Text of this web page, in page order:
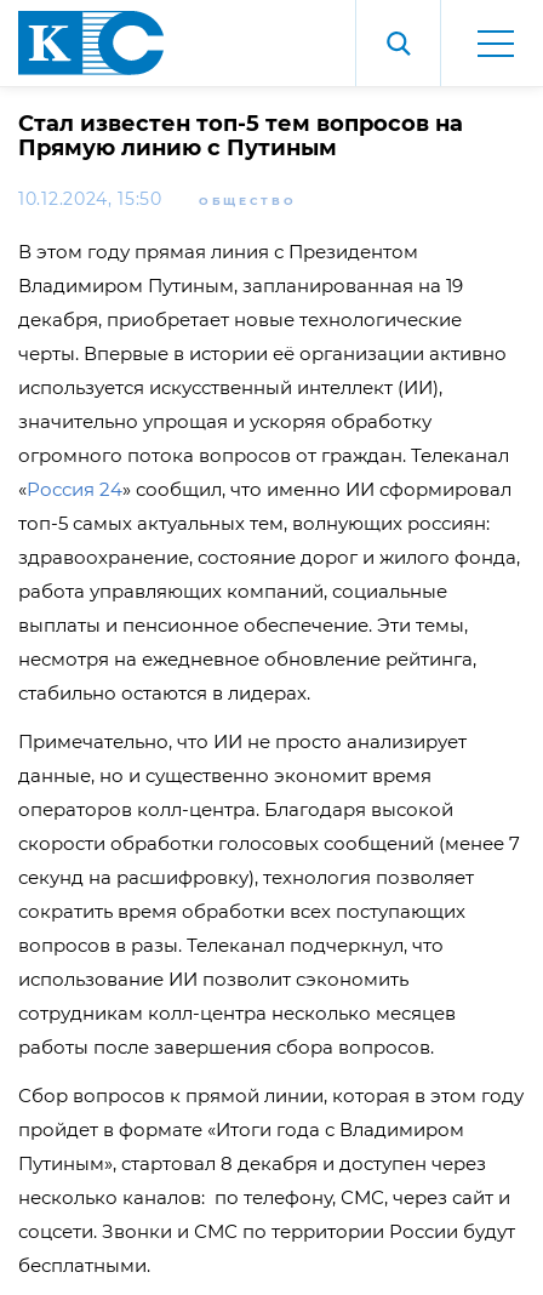
Стал известен топ-5 тем вопросов на
Прямую линию с Путиным
10.12.2024, 15:50 ОБЩЕСТВО
В этом году прямая линия с Президентом
Владимиром Путиным, запланированная на 19
декабря, приобретает новые технологические
черты. Впервые в истории её организации активно
используется искусственный интеллект (ИИ),
значительно упрощая и ускоряя обработку
огромного потока вопросов от граждан. Телеканал
«Россия 24» сообщил, что именно ИИ сформировал
топ-5 самых актуальных тем, волнующих россиян:
здравоохранение, состояние дорог и жилого фонда,
работа управляющих компаний, социальные
выплаты и пенсионное обеспечение. Эти темы,
несмотря на ежедневное обновление рейтинга,
стабильно остаются в лидерах.
Примечательно, что ИИ не просто анализирует
данные, но и существенно экономит время
операторов колл-центра. Благодаря высокой
скорости обработки голосовых сообщений (менее 7
секунд на расшифровку), технология позволяет
сократить время обработки всех поступающих
вопросов в разы. Телеканал подчеркнул, что
использование ИИ позволит сэкономить
сотрудникам колл-центра несколько месяцев
работы после завершения сбора вопросов.
Сбор вопросов к прямой линии, которая в этом году
пройдет в формате «Итоги года с Владимиром
Путиным», стартовал 8 декабря и доступен через
несколько каналов: по телефону, СМС, через сайт и
соцсети. Звонки и СМС по территории России будут
бесплатными.